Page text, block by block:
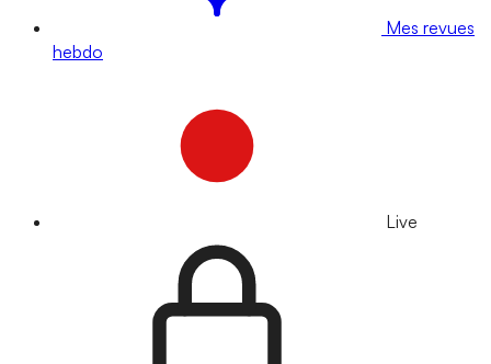
Mes revues
hebdo
Live